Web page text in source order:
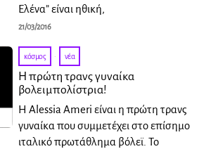
Ελένα” είναι ηθική,
21/03/2016
κόσμος · νέα
Η πρώτη τρανς γυναίκα
βολειμπολίστρια!
Η Alessia Ameri είναι η πρώτη τρανς
γυναίκα που συμμετέχει στο επίσημο
ιταλικό πρωτάθλημα βόλεϊ. To